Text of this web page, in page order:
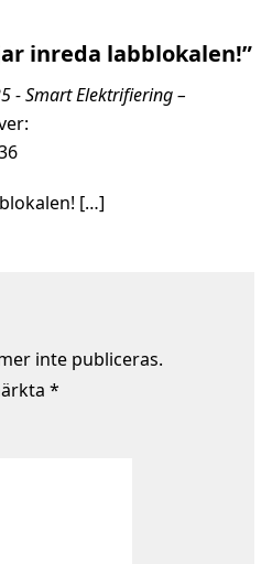
inreda labblokalen!”
- Smart Elektrifiering –
[…]
inte publiceras.
*